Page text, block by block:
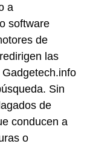
a
software
de
las
Sin
de
conducen a
o